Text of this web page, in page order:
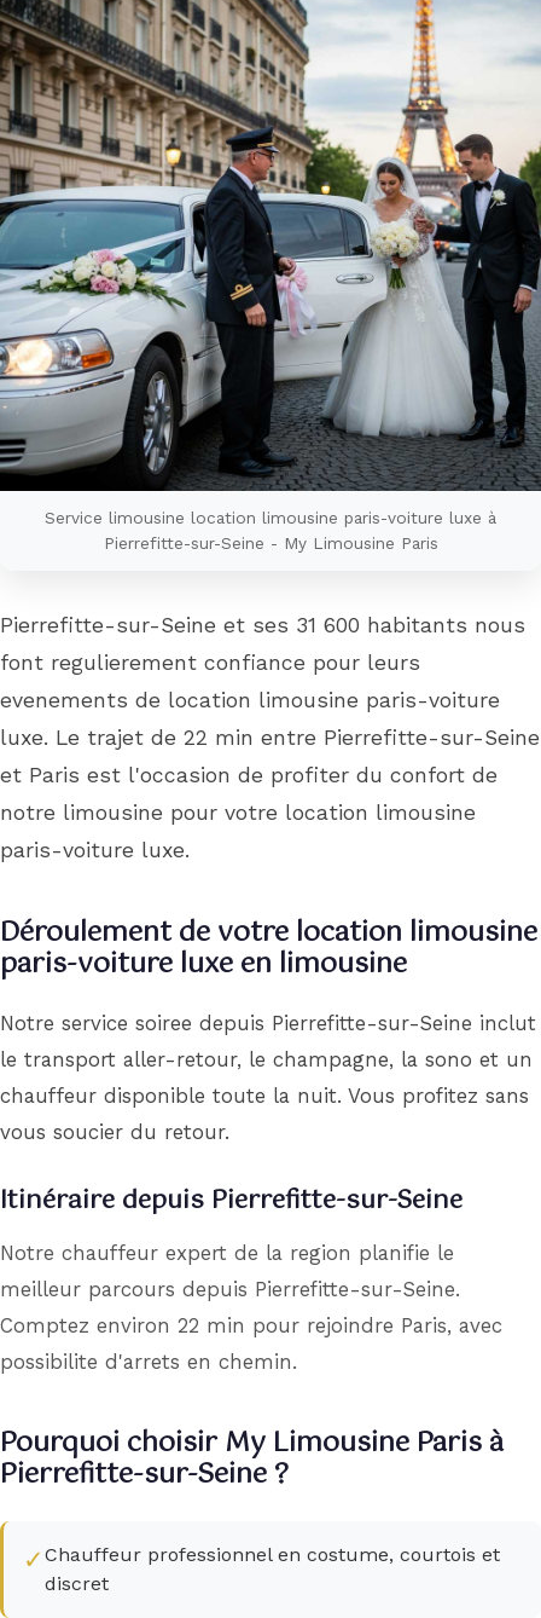
Service limousine location limousine paris-voiture luxe à
Pierrefitte-sur-Seine - My Limousine Paris
Pierrefitte-sur-Seine et ses 31 600 habitants nous
font regulierement confiance pour leurs
evenements de location limousine paris-voiture
luxe. Le trajet de 22 min entre Pierrefitte-sur-Seine
et Paris est l'occasion de profiter du confort de
notre limousine pour votre location limousine
paris-voiture luxe.
Déroulement de votre location limousine
paris-voiture luxe en limousine
Notre service soiree depuis Pierrefitte-sur-Seine inclut
le transport aller-retour, le champagne, la sono et un
chauffeur disponible toute la nuit. Vous profitez sans
vous soucier du retour.
Itinéraire depuis Pierrefitte-sur-Seine
Notre chauffeur expert de la region planifie le
meilleur parcours depuis Pierrefitte-sur-Seine.
Comptez environ 22 min pour rejoindre Paris, avec
possibilite d'arrets en chemin.
Pourquoi choisir My Limousine Paris à
Pierrefitte-sur-Seine ?
✓ Chauffeur professionnel en costume, courtois et
discret